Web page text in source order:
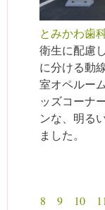
とみかわ歯
衛生に配慮
に分ける動
室オペルー
ッズコーナ
ンな、明る
ました。
ページ
8
9 10